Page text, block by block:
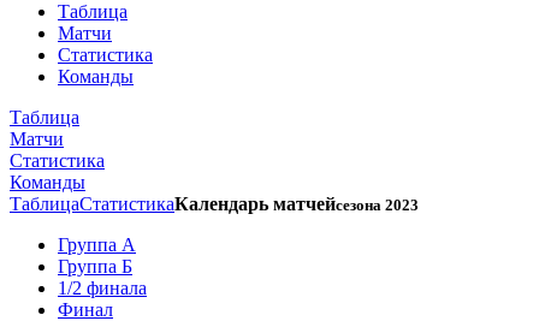
Таблица
Матчи
Статистика
Команды
Таблица
Матчи
Статистика
Команды
ТаблицаСтатистикаКалендарь матчейсезона 2023
Группа А
Группа Б
1/2 финала
Финал